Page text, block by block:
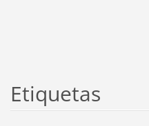
Etiquetas